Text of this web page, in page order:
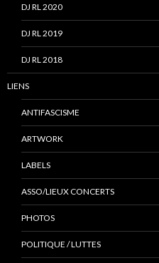
DJ RL 2020
DJ RL 2019
DJ RL 2018
LIENS
ANTIFASCISME
ARTWORK
LABELS
ASSO/LIEUX CONCERTS
PHOTOS
POLITIQUE / LUTTES